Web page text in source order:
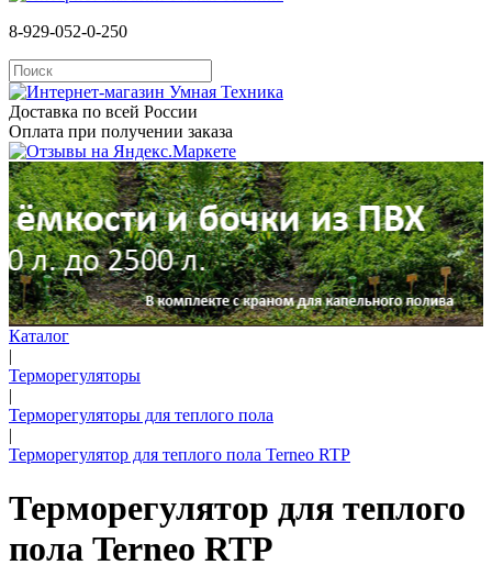
8-929-052-0-250
Доставка по всей России
Оплата при получении заказа
Каталог
|
Терморегуляторы
|
Терморегуляторы для теплого пола
|
Терморегулятор для теплого пола Terneo RTP
Терморегулятор для теплого
пола Terneo RTP